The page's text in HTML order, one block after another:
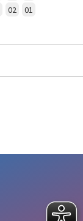
02
01